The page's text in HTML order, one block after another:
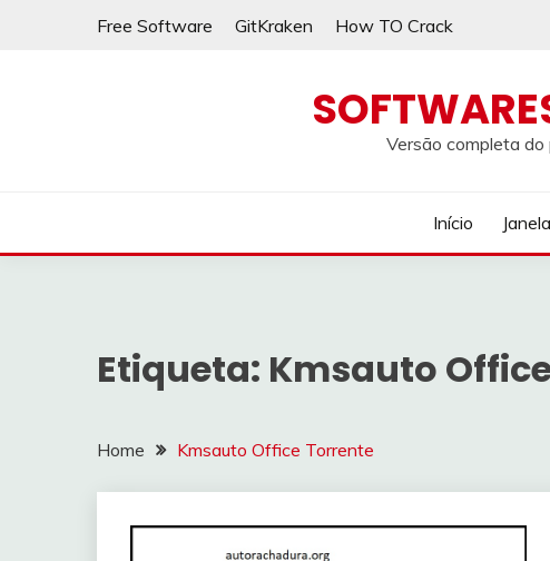
Free Software GitKraken How TO Crack
Versão completa
Início
Etiqueta: Kmsauto
Home Kmsauto Office Torrente